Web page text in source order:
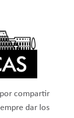
compartir
dar los